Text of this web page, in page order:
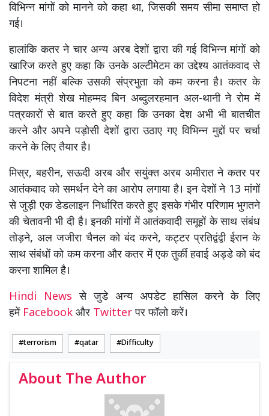
विभिन्न मांगों को मानने को कहा था, जिसकी समय सीमा समाप्त हो
गई।
हालांकि कतर ने चार अन्य अरब देशों द्वारा की गई विभिन्न मांगों को
खारिज करते हुए कहा कि उनके अल्टीमेटम का उद्देश्य आतंकवाद से
निपटना नहीं बल्कि उसकी संप्रभुता को कम करना है। कतर के
विदेश मंत्री शेख मोहम्मद बिन अब्दुलरहमान अल-थानी ने रोम में
पत्रकारों से बात करते हुए कहा कि उनका देश अभी भी बातचीत
करने और अपने पड़ोसी देशों द्वारा उठाए गए विभिन्न मुद्दों पर चर्चा
करने के लिए तैयार है।
मिस्र, बहरीन, सऊदी अरब और सयुंक्त अरब अमीरात ने कतर पर
आतंकवाद को समर्थन देने का आरोप लगाया है। इन देशों ने 13 मांगों
से जुड़ी एक डेडलाइन निर्धारित करते हुए इसके गंभीर परिणाम भुगतने
की चेतावनी भी दी है। इनकी मांगों में आतंकवादी समूहों के साथ संबंध
तोड़ने, अल जजीरा चैनल को बंद करने, कट्टर प्रतिद्वंद्वी ईरान के
साथ संबंधों को कम करना और कतर में एक तुर्की हवाई अड्डे को बंद
करना शामिल है।
Hindi Newsसे जुडे अन्य अपडेट हासिल करने के लिए
हमें Facebook और Twitterपर फॉलो करें।
terrorism qatar Difficulty
About The Author